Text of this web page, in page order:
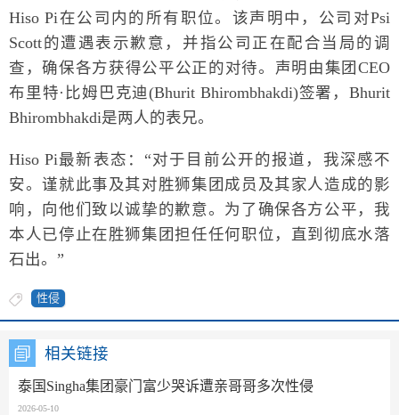
Hiso Pi在公司内的所有职位。该声明中，公司对Psi
Scott的遭遇表示歉意，并指公司正在配合当局的调
查，确保各方获得公平公正的对待。声明由集团CEO
布里特·比姆巴克迪(Bhurit Bhirombhakdi)签署，Bhurit
Bhirombhakdi是两人的表兄。
Hiso Pi最新表态：“对于目前公开的报道，我深感不
安。谨就此事及其对胜狮集团成员及其家人造成的影
响，向他们致以诚挚的歉意。为了确保各方公平，我
本人已停止在胜狮集团担任任何职位，直到彻底水落
石出。”
性侵
相关链接
泰国Singha集团豪门富少哭诉遭亲哥哥多次性侵
2026-05-10